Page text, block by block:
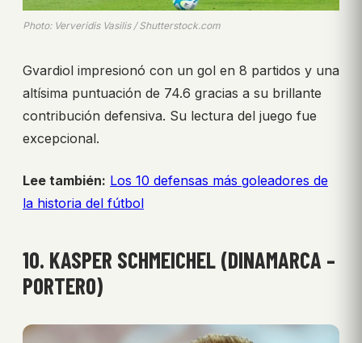
Photo: Ververidis Vasilis / Shutterstock.com
Gvardiol impresionó con un gol en 8 partidos y una
altísima puntuación de 74.6 gracias a su brillante
contribución defensiva. Su lectura del juego fue
excepcional.
Lee también: Los 10 defensas más goleadores de
la historia del fútbol
10. KASPER SCHMEICHEL (DINAMARCA –
PORTERO)